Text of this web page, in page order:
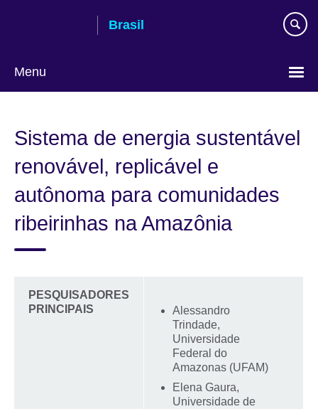
Brasil
Menu
language
Sistema de energia sustentável
renovável, replicável e
autônoma para comunidades
ribeirinhas na Amazônia
PESQUISADORES
PRINCIPAIS
Alessandro
Trindade,
Universidade
Federal do
Amazonas (UFAM)
Elena Gaura,
Universidade de